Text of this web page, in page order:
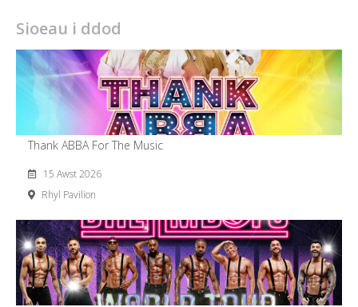
Sioeau i ddod
Thank ABBA For The Music
15 Awst 2026
Rhyl Pavilion